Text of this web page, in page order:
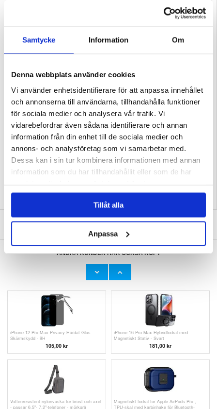
Samtycke Information Om
Denna webbplats använder cookies
Vi använder enhetsidentifierare för att anpassa innehållet
och annonserna till användarna, tillhandahålla funktioner
för sociala medier och analysera vår trafik. Vi
vidarebefordrar även sådana identifierare och annan
information från din enhet till de sociala medier och
annons- och analysföretag som vi samarbetar med.
Dessa kan i sin tur kombinera informationen med annan
information som du har tillhandahållit eller som de har
Tillåt alla
Anpassa
- Heltäckande täckning: U-formad hörndesign absorberar stötar, medan
funktioner.
- Vardagsskydd: Skydda din iPhone 12 Pro Max mot oavsiktliga fall och repor.
- Modemedvetna användare: Perfekt för dig som värdesätter både raffinerad
design och tillförlitligt skydd.
Varför välja detta fodral?
MagSafe-fodralet Rose Flower för iPhone 12 Pro Max erbjuder en perfekt
blandning av vintage charm och modern innovation. Med sin hållbara
skyddar det din telefon samtidigt som den är snygg, tunn och funktionell.
Kompatibilitet: iPhone 12 Pro Max
Förpackning:Bulk
EAN: 5714122596529
Relaterade kategorier:Mobiltillbehör,iPhone Skal & Tillbehör,iPhone 12 Pro
SKRIV EN RECENSION
ANDRA KUNDER HAR OCKSÅ KÖPT
Magnetisk trådlös powerbank med USB-C-
iPhone 12 Pro Max Hybrid Skal med Hidden
iPhone 12 Pro Max Privacy Härdat Glas
Skärmskydd - 9H
105,00 kr
iPhone 16 Pro Max Hybridfodral med
Magnetiskt Stativ - Svart
181,00 kr
Vattenresistent nylonväska för bröst och axel
- passar 6.5"- 7.2"-telefoner - mörkgrå
Magnetiskt fodral för Apple AirPods Pro ,
TPU-skal med karbinhake för Bluetooth-